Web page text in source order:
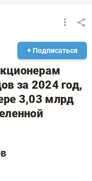
+ Подписаться
за 2024 год,
3,03 млрд